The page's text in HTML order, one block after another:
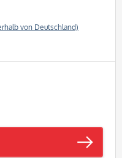
von Deutschland)